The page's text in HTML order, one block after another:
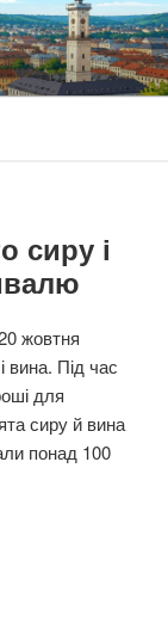
сиру і
жовтня
вина. Під час
для
сиру й вина
понад 100